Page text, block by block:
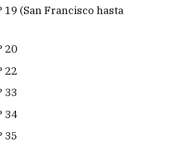
19 (San Francisco hasta
20
22
33
34
35